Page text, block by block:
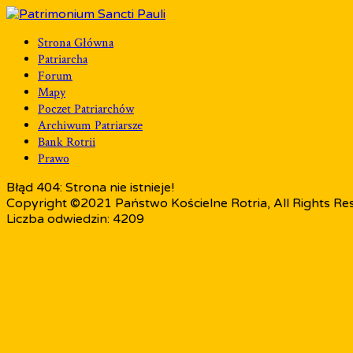
Strona Główna
Patriarcha
Forum
Mapy
Poczet Patriarchów
Archiwum Patriarsze
Bank Rotrii
Prawo
Błąd 404: Strona nie istnieje!
Copyright ©2021 Państwo Kościelne Rotria, All Rights
Liczba odwiedzin: 4209